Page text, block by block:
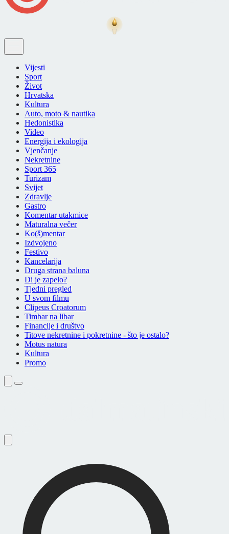
Vijesti
Sport
Život
Hrvatska
Kultura
Auto, moto & nautika
Hedonistika
Video
Energija i ekologija
Vjenčanje
Nekretnine
Sport 365
Turizam
Svijet
Zdravlje
Gastro
Komentar utakmice
Maturalna večer
Ko(š)mentar
Izdvojeno
Festivo
Kancelarija
Druga strana baluna
Di je zapelo?
Tjedni pregled
U svom filmu
Clipeus Croatorum
Timbar na libar
Financije i društvo
Titove nekretnine i pokretnine - što je ostalo?
Motus natura
Kultura
Promo